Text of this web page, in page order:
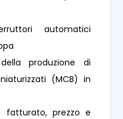
automatici
produzione di
(MCB) in
fatturato, prezzo e